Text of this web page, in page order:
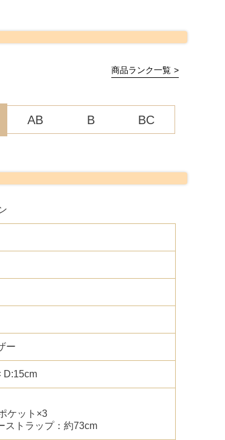
商品ランク一覧
AB B BC
ー
D:15cm
ケット×3
ストラップ：約73cm